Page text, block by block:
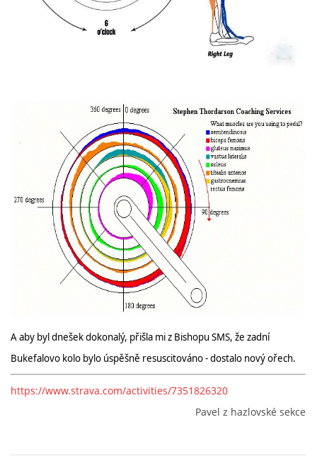
ROK 2022
© 2026 eStránky.cz |RSS
A aby byl dnešek dokonalý, přišla mi z Bishopu SMS, že zadní
Bukefalovo kolo bylo úspěšně resuscitováno - dostalo nový ořech.
https://www.strava.com/activities/7351826320
Pavel z hazlovské sekce